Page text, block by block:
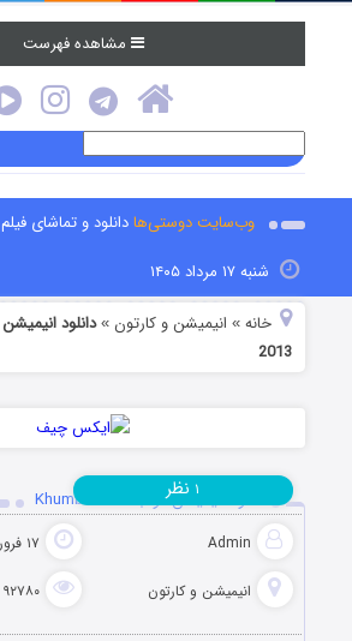
مشاهده فهرست
وب‌سایت دوستی‌هادانلود و تماشای فیلم
شنبه ۱۷ مرداد ۱۴۰۵
خانه » انیمیشن و کارتون »
2013
دانلود انیمیشن کومبا Khumba 2013
Admin ۱۷ فروردین ۱۳۹۴
انیمیشن و کارتون ۹۲۷۸۰ بازدید
۱ نظر